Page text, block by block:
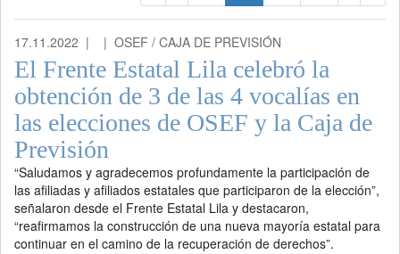
17.11.2022 | | OSEF / CAJA DE PREVISIÓN
El Frente Estatal Lila celebró la
obtención de 3 de las 4 vocalías en
las elecciones de OSEF y la Caja de
Previsión
“Saludamos y agradecemos profundamente la participación de
las afiliadas y afiliados estatales que participaron de la elección”,
señalaron desde el Frente Estatal Lila y destacaron,
“reafirmamos la construcción de una nueva mayoría estatal para
continuar en el camino de la recuperación de derechos”.